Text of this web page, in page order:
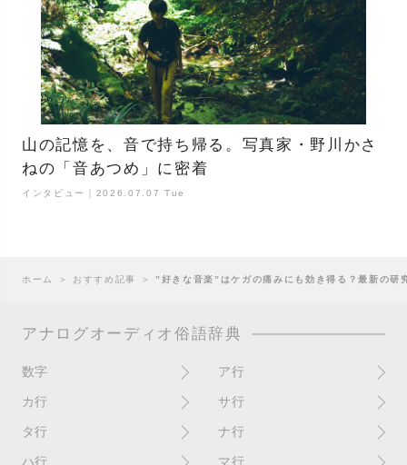
山の記憶を、音で持ち帰る。写真家・野川かさ
ねの「音あつめ」に密着
インタビュー｜2026.07.07 Tue
ホーム ＞ おすすめ記事 ＞ ”好きな音楽”はケガの痛みにも効き得る？最新の研
アナログオーディオ俗語辞典
数字
10インチ
4チャンネル
ア行
RPM(33,45)
赤盤
アセテート盤
カ行
書き込み
サ行
サイン
タ行
ターンテーブル
ナ行
2枚使い
ハ行 マ行